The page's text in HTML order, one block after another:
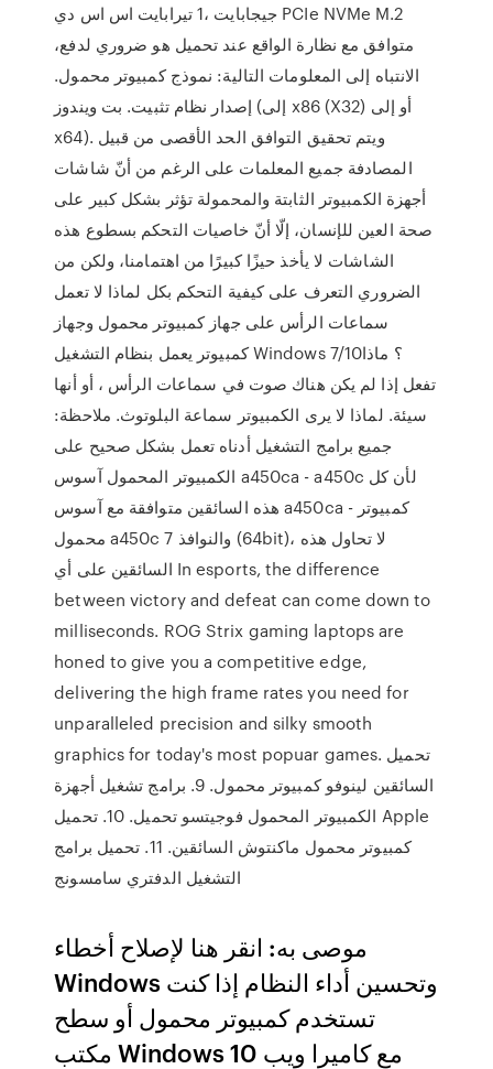
جيجابايت ،1 تيرابايت اس اس دي PCIe NVMe M.2
،متوافق مع نظارة الواقع عند تحميل هو ضروري لدفع
الانتباه إلى المعلومات التالية: نموذج كمبيوتر محمول.
إصدار نظام تثبيت. بت ويندوز (إلى x86 (X32) أو إلى
x64). ويتم تحقيق التوافق الحد الأقصى من قبيل
المصادفة جميع المعلمات على الرغم من أنّ شاشات
أجهزة الكمبيوتر الثابتة والمحمولة تؤثر بشكل كبير على
صحة العين للإنسان، إلّا أنّ خاصيات التحكم بسطوع هذه
الشاشات لا يأخذ حيزًا كبيرًا من اهتمامنا، ولكن من
الضروري التعرف على كيفية التحكم بكل لماذا لا تعمل
سماعات الرأس على جهاز كمبيوتر محمول وجهاز
كمبيوتر يعمل بنظام التشغيل Windows 7/10؟ ماذا
تفعل إذا لم يكن هناك صوت في سماعات الرأس ، أو أنها
سيئة. لماذا لا يرى الكمبيوتر سماعة البلوتوث. ملاحظة:
جميع برامج التشغيل أدناه تعمل بشكل صحيح على
الكمبيوتر المحمول آسوس a450ca - a450c لأن كل
هذه السائقين متوافقة مع آسوس a450ca - كمبيوتر
محمول a450c والنوافذ 7 (64bit)، لا تحاول هذه
السائقين على أي In esports, the difference
between victory and defeat can come down to
milliseconds. ROG Strix gaming laptops are
honed to give you a competitive edge,
delivering the high frame rates you need for
unparalleled precision and silky smooth
graphics for today's most popuar games. تحميل
السائقين لينوفو كمبيوتر محمول. 9. برامج تشغيل أجهزة
الكمبيوتر المحمول فوجيتسو تحميل. 10. تحميل Apple
كمبيوتر محمول ماكنتوش السائقين. 11. تحميل برامج
التشغيل الدفتري سامسونج
موصى به: انقر هنا لإصلاح أخطاء
Windows وتحسين أداء النظام إذا كنت
تستخدم كمبيوتر محمول أو سطح
مكتب Windows 10 مع كاميرا ويب